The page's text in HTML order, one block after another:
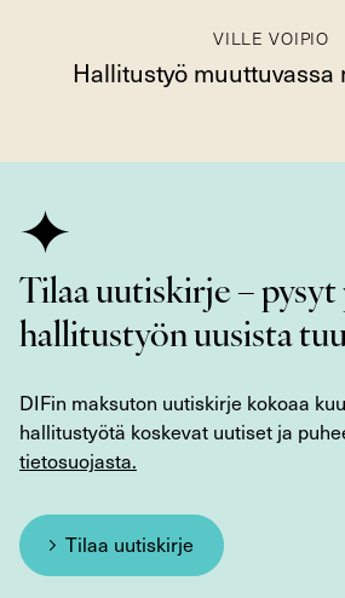
VILLE VOIPIO
Hallitustyö muuttuvassa
Tilaa uutiskirje – pysyt
hallitustyön uusista
DIFin maksuton uutiskirje kokoaa
hallitustyötä koskevat uutiset ja
tietosuojasta.
Tilaa uutiskirje